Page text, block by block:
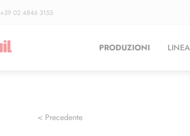
+39 02 4846 3155
PRODUZIONI
< Precedente